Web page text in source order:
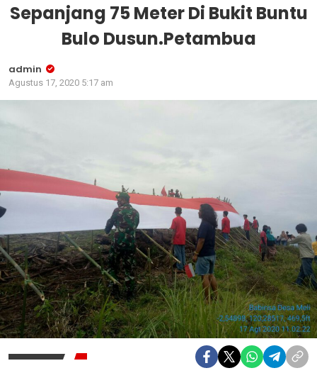
Sepanjang 75 Meter Di Bukit Buntu
Bulo Dusun.Petambua
admin
Agustus 17, 2020 5:17 am